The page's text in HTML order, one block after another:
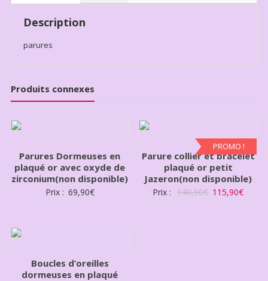
Description
parures
Produits connexes
Parures Dormeuses en
plaqué or avec oxyde de
zirconium(non disponible)
Prix : 69,90€
PROMO !
Parure collier et bracelet
plaqué or petit
Jazeron(non disponible)
Prix : 140,90€ 115,90€
Boucles d’oreilles
dormeuses en plaqué